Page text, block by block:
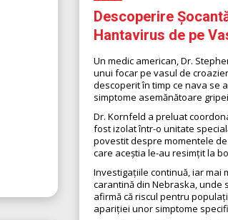
Descoperire
Hantavirus de pe
Un medic american, Dr.
unui focar pe vasul de
descoperit în timp ce nava se
simptome asemănătoare
Dr. Kornfeld a preluat
fost izolat într-o unitate
povestit despre momentele
care aceștia le-au resimțit la
Investigațiile continuă, iar
carantină din Nebraska, unde
afirmă că riscul pentru
apariției unor simptome